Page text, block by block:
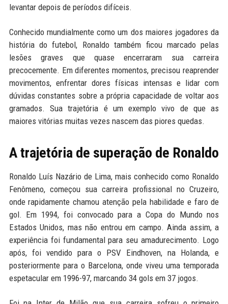
levantar depois de períodos difíceis.
Conhecido mundialmente como um dos maiores jogadores da
história do futebol, Ronaldo também ficou marcado pelas
lesões graves que quase encerraram sua carreira
precocemente. Em diferentes momentos, precisou reaprender
movimentos, enfrentar dores físicas intensas e lidar com
dúvidas constantes sobre a própria capacidade de voltar aos
gramados. Sua trajetória é um exemplo vivo de que as
maiores vitórias muitas vezes nascem das piores quedas.
A trajetória de superação de Ronaldo
Ronaldo Luís Nazário de Lima, mais conhecido como Ronaldo
Fenômeno, começou sua carreira profissional no Cruzeiro,
onde rapidamente chamou atenção pela habilidade e faro de
gol. Em 1994, foi convocado para a Copa do Mundo nos
Estados Unidos, mas não entrou em campo. Ainda assim, a
experiência foi fundamental para seu amadurecimento. Logo
após, foi vendido para o PSV Eindhoven, na Holanda, e
posteriormente para o Barcelona, onde viveu uma temporada
espetacular em 1996-97, marcando 34 gols em 37 jogos.